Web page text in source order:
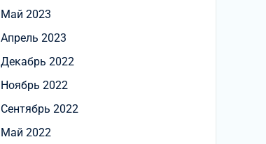
Май 2023
Апрель 2023
Декабрь 2022
Ноябрь 2022
Сентябрь 2022
Май 2022